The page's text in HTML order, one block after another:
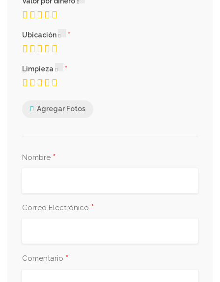
Ubicación
Limpieza
Agregar Fotos
Nombre *
Correo Electrónico *
Comentario *